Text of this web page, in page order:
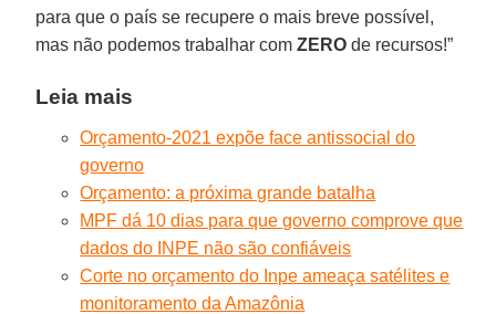
para que o país se recupere o mais breve possível,
mas não podemos trabalhar comZERO de recursos!”
Leia mais
Orçamento-2021 expõe face antissocial do
governo
Orçamento: a próxima grande batalha
MPF dá 10 dias para que governo comprove que
dados do INPE não são confiáveis
Corte no orçamento do Inpe ameaça satélites e
monitoramento da Amazônia